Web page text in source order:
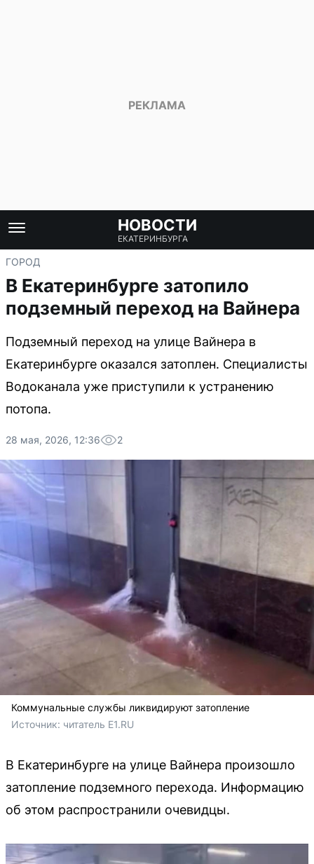
НОВОСТИ
ЕКАТЕРИНБУРГА
ГОРОД
В Екатеринбурге затопило
подземный переход на Вайнера
Подземный переход на улице Вайнера в
Екатеринбурге оказался затоплен. Специалисты
Водоканала уже приступили к устранению
потопа.
28 мая, 2026, 12:36 2
Коммунальные службы ликвидируют затопление
Источник: читатель Е1.RU
В Екатеринбурге на улице Вайнера произошло
затопление подземного перехода. Информацию
об этом распространили очевидцы.